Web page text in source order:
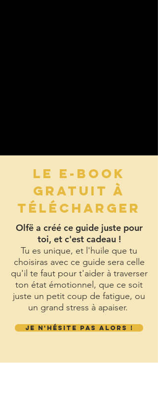
LE E-BOOK
GRATUIT À
TÉLÉCHARGER
Olfë a créé ce guide juste pour
toi, et c'est cadeau !
Tu es unique, et l'huile que tu
choisiras avec ce guide sera celle
qu'il te faut pour t'aider à traverser
ton état émotionnel, que ce soit
juste un petit coup de fatigue, ou
un grand stress à apaiser.
JE N'HÉSITE PAS ALORS !